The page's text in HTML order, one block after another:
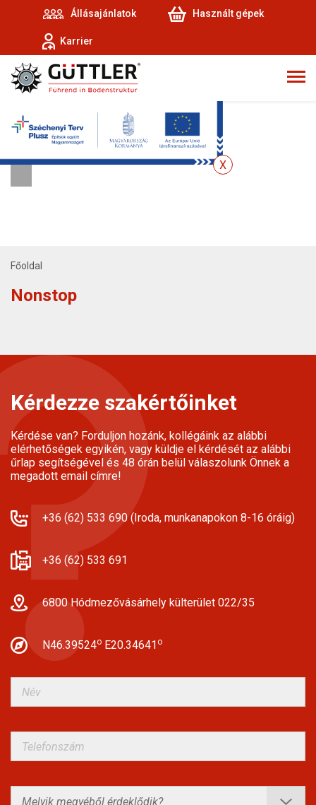
Állásajánlatok Használt gépek
Karrier
Főoldal
Nonstop
Kérdezze szakértőinket
Kérdése van? Forduljon hozánk, kollégáink az alábbi
elérhetőségek egyikén, vagy küldje el kérdését az alábbi
űrlap segítségével és 48 órán belül válaszolunk Önnek a
megadott email címre!
+36 (62) 533 690 (Iroda, munkanapokon 8-16 óráig)
+36 (62) 533 691
6800 Hódmezővásárhely külterület 022/35
N46.39524o E20.34641 o